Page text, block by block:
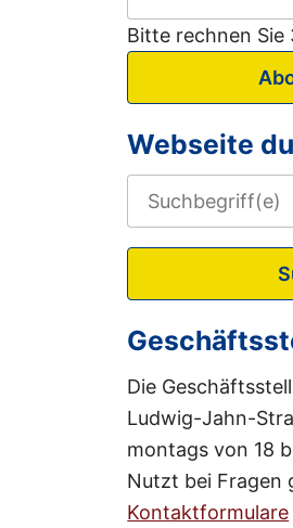
Bitte rechnen Sie
Webseite
Die
Ludwig-Jahn-
montags von 18
Nutzt bei Fragen
Kontaktformulare